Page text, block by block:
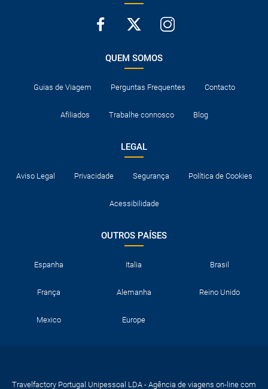
destinos visitados e para trânsito nos países onde são feitas
QUEM SOMOS
Guias de Viagem Perguntas Frequentes Contacto
Afiliados Trabalhe connosco Blog
LEGAL
Aviso Legal Privacidade Segurança Política de Cookies
Acessibilidade
OUTROS PAÍSES
Espanha Italia Brasil
França Alemanha Reino Unido
Mexico Europe
Travelfactory Portugal Unipessoal LDA - Agência de viagens on-line com